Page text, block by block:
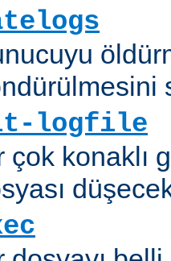
logfile
çok konaklı